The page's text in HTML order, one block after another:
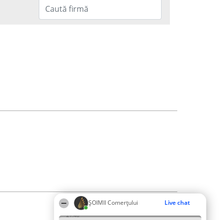
ȘOIMII Comerțului Live chat
21:48